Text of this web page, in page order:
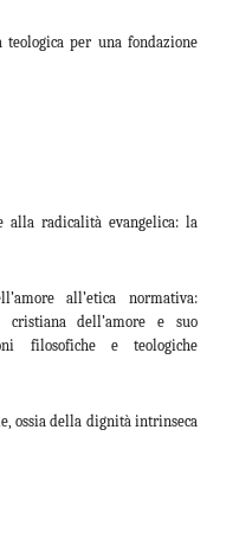
per una fondazione
radicalità evangelica: la
all’etica normativa:
cristiana dell’amore e suo
filosofiche e teologiche
ossia della dignità intrinseca